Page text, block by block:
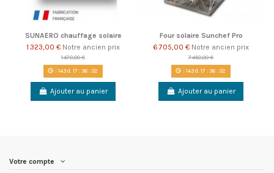
SUNAERO chauffage solaire
1 323,00 € Notre ancien prix
1 470,00 €
143d. 17 :36:31
Ajouter au panier
Four solaire Sunchef Pro
6 705,00 € Notre ancien prix
7 450,00 €
143d. 17 :36:31
Ajouter au panier
Votre compte